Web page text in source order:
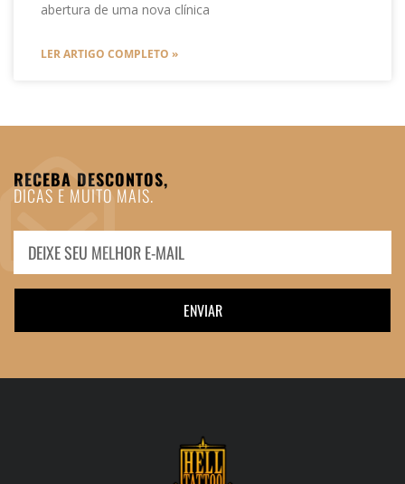
abertura de uma nova clínica
LER ARTIGO COMPLETO »
RECEBA DESCONTOS,
DICAS E MUITO MAIS.
ENVIAR